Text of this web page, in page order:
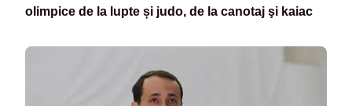
olimpice de la lupte și judo, de la canotaj şi kaiac